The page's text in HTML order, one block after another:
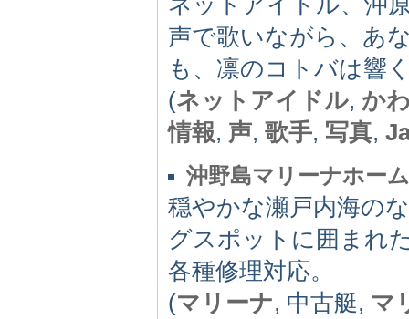
声で歌いながら、あ
も、凛のコトバは響
(ネットアイドル, か
情報, 声, 歌手, 写真,
沖野島マリーナホー
穏やかな瀬戸内海の
グスポットに囲まれ
各種修理対応。
(マリーナ, 中古艇, マ